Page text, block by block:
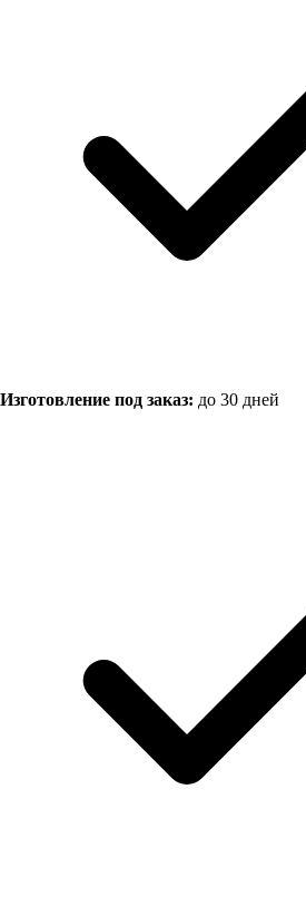
Изготовление под заказ: до 30 дней